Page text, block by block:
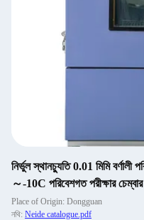
নির্ভুল স্থানচ্যুতি 0.01 মিমি
～-10C পরিবেশগত পরীক্ষার চেম্বার
Place of Origin: Dongguan
নথি: Neide catalogue.pdf